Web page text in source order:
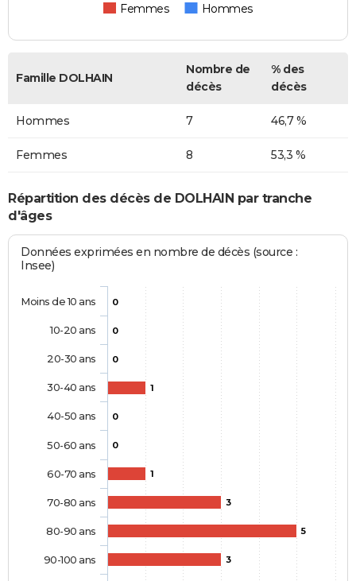
Femmes Hommes
Famille DOLHAIN
Nombre de
décès
% des
décès
Hommes 7 46,7 %
Femmes 8 53,3 %
Répartition des décès de DOLHAIN par tranche
d'âges
Données exprimées en nombre de décès (source :
Insee)
0
0
0
1
0
0
1
3
5
3
Moins de 10 ans
10-20 ans
20-30 ans
30-40 ans
40-50 ans
50-60 ans
60-70 ans
70-80 ans
80-90 ans
90-100 ans